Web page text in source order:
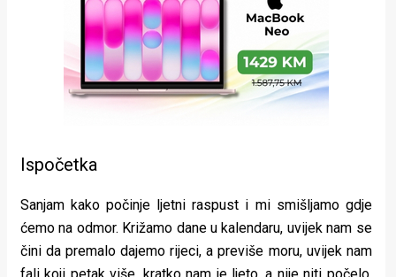
Ispočetka
Sanjam kako počinje ljetni raspust i mi smišljamo gdje
ćemo na odmor. Križamo dane u kalendaru, uvijek nam se
čini da premalo dajemo rijeci, a previše moru, uvijek nam
fali koji petak više, kratko nam je ljeto, a nije niti počelo.